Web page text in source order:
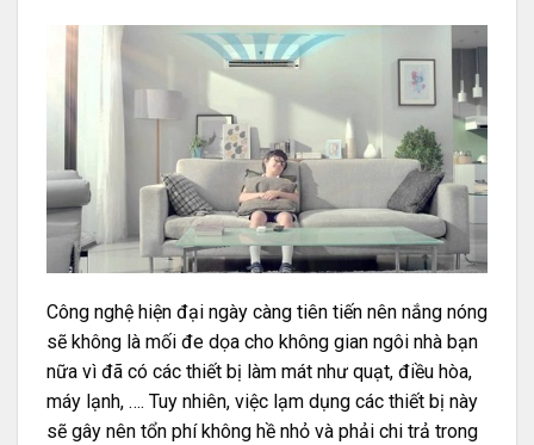
Công nghệ hiện đại ngày càng tiên tiến nên nắng nóng
sẽ không là mối đe dọa cho không gian ngôi nhà bạn
nữa vì đã có các thiết bị làm mát như quạt, điều hòa,
máy lạnh, …. Tuy nhiên, việc lạm dụng các thiết bị này
sẽ gây nên tổn phí không hề nhỏ và phải chi trả trong